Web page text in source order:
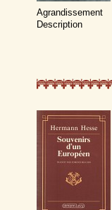
Agrandissement
Description